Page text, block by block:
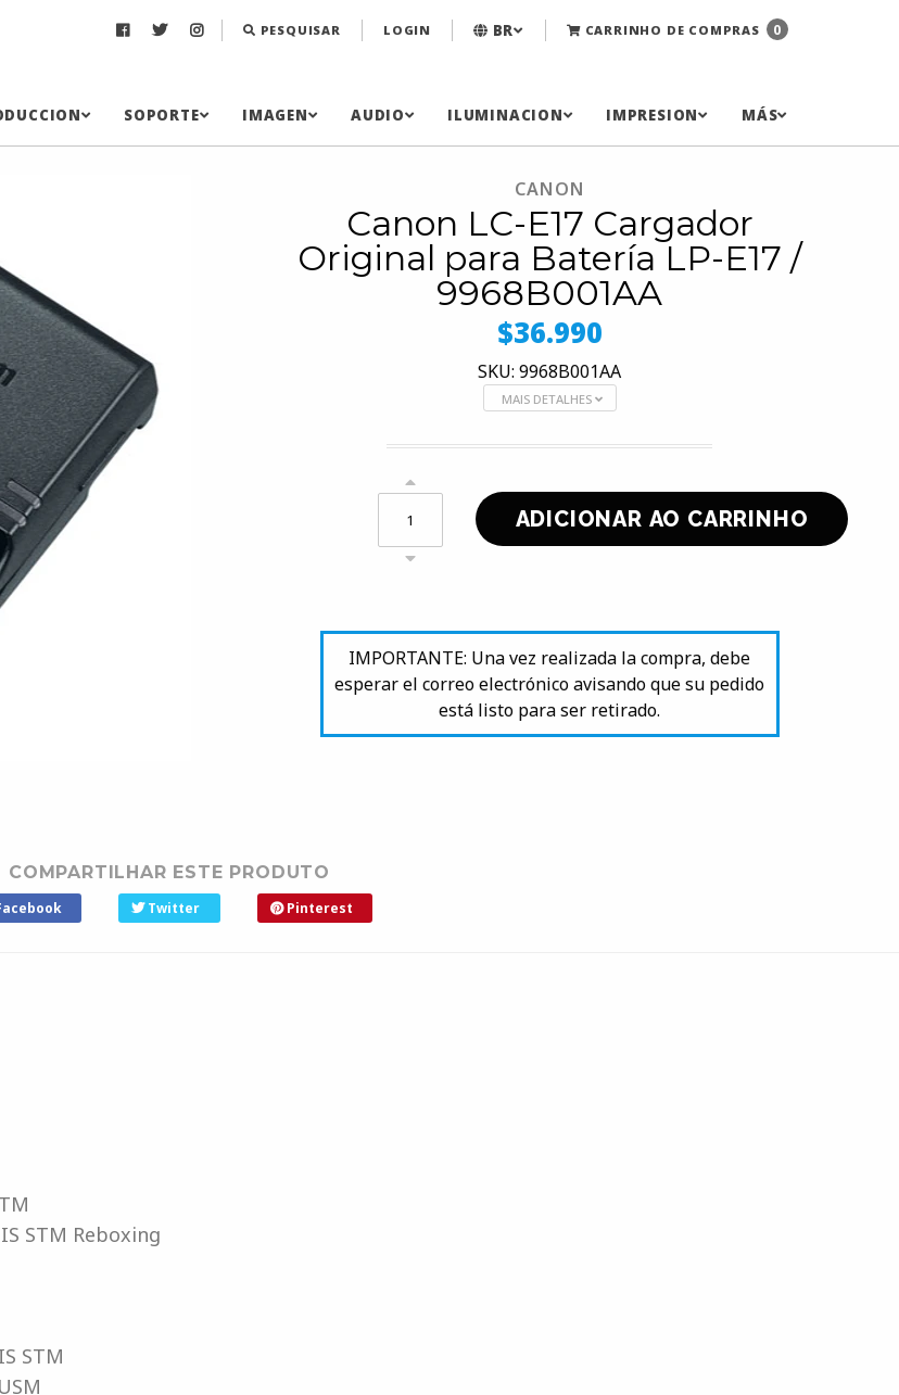
PESQUISAR LOGIN BR CARRINHO DE COMPRAS 0
SOPORTE IMAGEN AUDIO ILUMINACION IMPRESION MÁS
CANON
Canon LC-E17 Cargador
Original para Batería LP-E17 /
9968B001AA
$36.990
SKU: 9968B001AA
MAIS DETALHES
IMPORTANTE: Una vez realizada la compra, debe
esperar el correo electrónico avisando que su pedido
está listo para ser retirado.
COMPARTILHAR ESTE PRODUTO
Twitter Pinterest
STM Reboxing
STM